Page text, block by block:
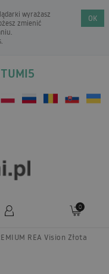
wyrażasz
zmienić
.
OK
0
REA Vision Złota